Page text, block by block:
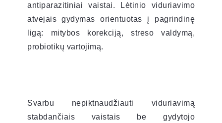
antiparazitiniai vaistai. Lėtinio viduriavimo
atvejais gydymas orientuotas į pagrindinę
ligą: mitybos korekciją, streso valdymą,
probiotikų vartojimą.
Svarbu nepiktnaudžiauti viduriavimą
stabdančiais vaistais be gydytojo